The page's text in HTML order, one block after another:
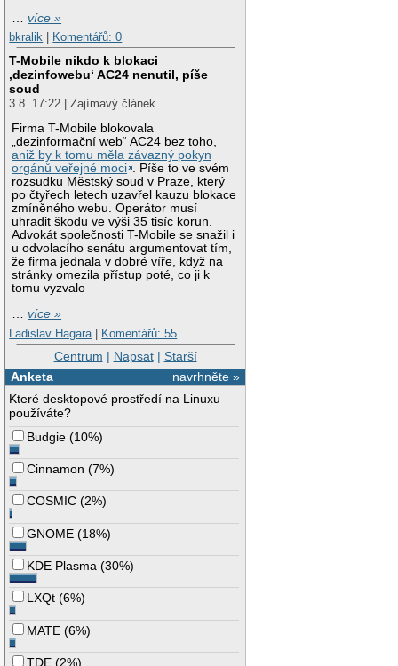
…více »
bkralik
Komentářů: 0
T-Mobile nikdo k blokaci
‚dezinfowebu‘ AC24 nenutil, píše
soud
3.8. 17:22 | Zajímavý článek
Firma T-Mobile blokovala
„dezinformační web“ AC24 bez toho,
aniž by k tomu měla závazný pokyn
orgánů veřejné moci . Píše to ve svém
rozsudku Městský soud v Praze, který
po čtyřech letech uzavřel kauzu blokace
zmíněného webu. Operátor musí
uhradit škodu ve výši 35 tisíc korun.
Advokát společnosti T-Mobile se snažil i
u odvolacího senátu argumentovat tím,
že firma jednala v dobré víře, když na
stránky omezila přístup poté, co ji k
tomu vyzvalo
…více »
Ladislav Hagara | Komentářů: 55
Centrum | Napsat| Starší
navrhněte »
Anketa
Které desktopové prostředí na Linuxu
používáte?
Budgie (10%)
Cinnamon (7%)
COSMIC (2%)
GNOME (18%)
KDE Plasma (30%)
LXQt (6%)
MATE (6%)
TDE (2%)